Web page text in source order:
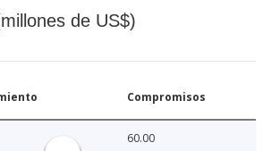
de US$)
Compromisos
60.00